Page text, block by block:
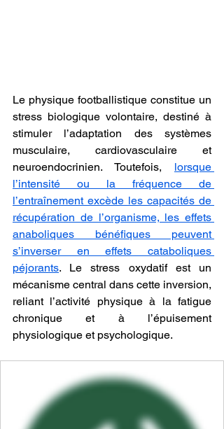
Le physique footballistique constitue un
stress biologique volontaire, destiné à
stimuler l’adaptation des systèmes
musculaire, cardiovasculaire et
neuroendocrinien. Toutefois, lorsque
l’intensité ou la fréquence de
l’entraînement excède les capacités de
récupération de l’organisme, les effets
anaboliques bénéfiques peuvent
s’inverser en effets cataboliques
péjorants. Le stress oxydatif est un
mécanisme central dans cette inversion,
reliant l’activité physique à la fatigue
chronique et à l’épuisement
physiologique et psychologique.